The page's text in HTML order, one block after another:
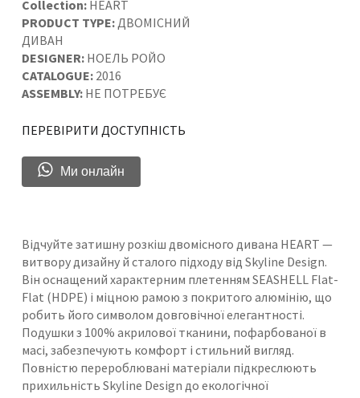
Collection: HEART
PRODUCT TYPE: ДВОМІСНИЙ
ДИВАН
DESIGNER: НОЕЛЬ РОЙО
CATALOGUE: 2016
ASSEMBLY: НЕ ПОТРЕБУЄ
ПЕРЕВІРИТИ ДОСТУПНІСТЬ
Ми онлайн
Відчуйте затишну розкіш двомісного дивана HEART —
витвору дизайну й сталого підходу від Skyline Design.
Він оснащений характерним плетенням SEASHELL Flat-
Flat (HDPE) і міцною рамою з покритого алюмінію, що
робить його символом довговічної елегантності.
Подушки з 100% акрилової тканини, пофарбованої в
масі, забезпечують комфорт і стильний вигляд.
Повністю перероблювані матеріали підкреслюють
прихильність Skyline Design до екологічної